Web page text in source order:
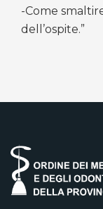
-Come
dell’ospite.”